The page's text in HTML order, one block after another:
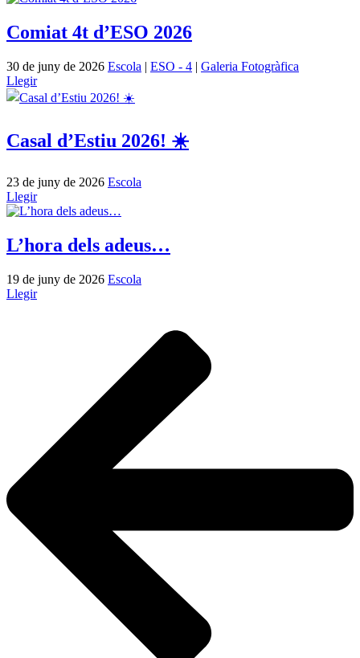
Comiat 4t d’ESO 2026
30 de juny de 2026 Escola | ESO - 4 | Galeria Fotogràfica
Llegir
Casal d’Estiu 2026! ☀️
23 de juny de 2026 Escola
Llegir
L’hora dels adeus…
19 de juny de 2026 Escola
Llegir